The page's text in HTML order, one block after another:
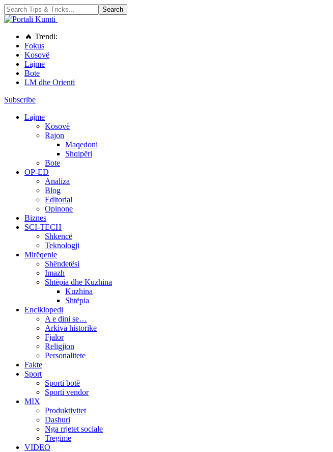
🔥 Trendi:
Fokus
Kosovë
Lajme
Bote
LM dhe Orienti
Subscribe
Lajme
Kosovë
Rajon
Maqedoni
Shqipëri
Bote
OP-ED
Analiza
Blog
Editorial
Opinone
Biznes
SCI-TECH
Shkencë
Teknologji
Mirëqenie
Shëndetësi
Imazh
Shtëpia dhe Kuzhina
Kuzhina
Shtëpia
Enciklopedi
A e dini se…
Arkiva historike
Fjalor
Religjion
Personalitete
Fakte
Sport
Sporti botë
Sporti vendor
MIX
Produktivitet
Dashuri
Nga rrjetet sociale
Tregime
VIDEO